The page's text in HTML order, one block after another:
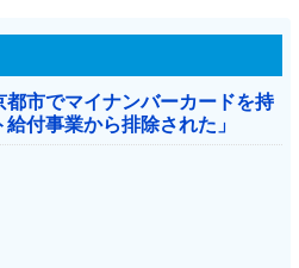
市でマイナンバーカードを持
付事業から排除された」